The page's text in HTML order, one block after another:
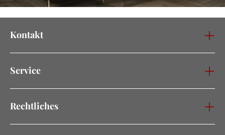
Kontakt
Service
Rechtliches